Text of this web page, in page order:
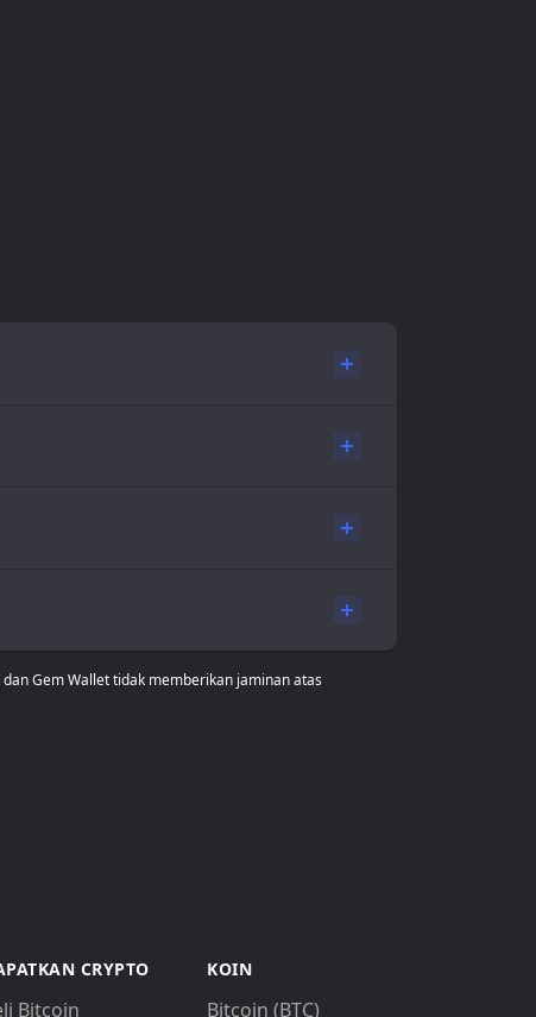
Gem Wallet tidak memberikan jaminan atas
CRYPTO
Bitcoin
KOIN
Bitcoin (BTC)